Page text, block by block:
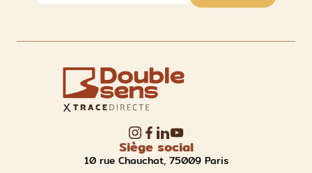
Siège social
10 rue Chauchat, 75009 Paris